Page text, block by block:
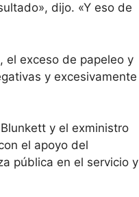
dijo. «Y eso de
el exceso de papeleo y
y excesivamente
y el exministro
el apoyo del
pública en el servicio y